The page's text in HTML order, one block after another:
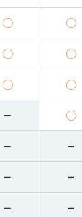
○ ○
○ ○
○ ○
ー ○
ー ー
ー ー
ー ー